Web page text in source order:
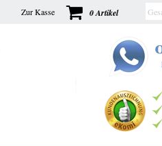
0 Artikel
Zur Kasse